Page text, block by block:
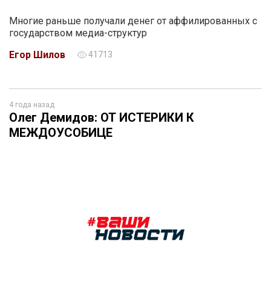
Многие раньше получали денег от аффилированных с
государством медиа-структур
Егор Шилов
41713
4 года назад
Олег Демидов: ОТ ИСТЕРИКИ К
МЕЖДОУСОБИЦЕ